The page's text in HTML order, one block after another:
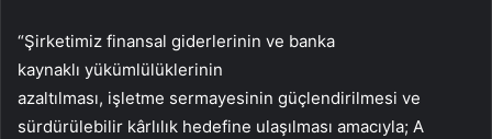
“Şirketimiz finansal giderlerinin ve banka
kaynaklı yükümlülüklerinin
azaltılması, işletme sermayesinin güçlendirilmesi ve
sürdürülebilir kârlılık hedefine ulaşılması amacıyla; A